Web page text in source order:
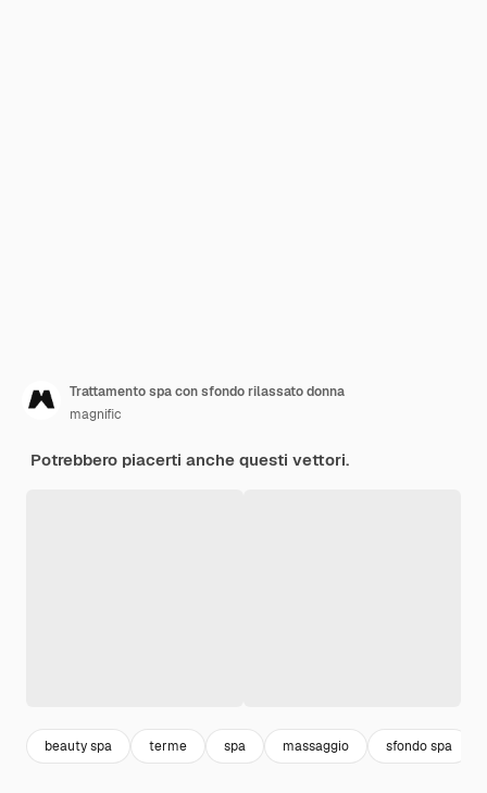
Trattamento spa con sfondo rilassato donna
magnific
Potrebbero piacerti anche questi vettori.
beauty spa terme spa massaggio sfondo spa